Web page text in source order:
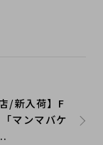
/新入荷】F
マンマバケ